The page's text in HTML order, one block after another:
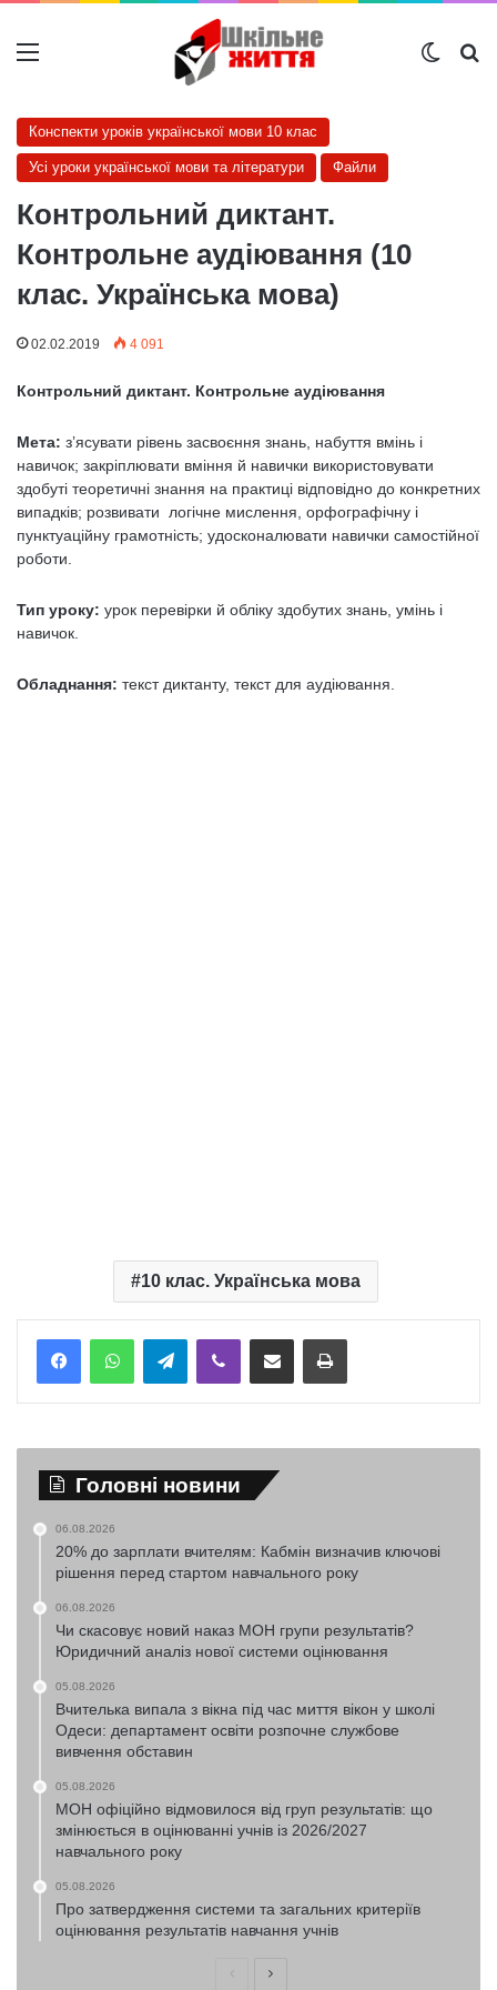
Меню
Конспекти уроків української мови 10 клас
Усі уроки української мови та літератури Файли
Контрольний диктант.
Контрольне аудіювання (10
клас. Українська мова)
02.02.2019 4 091
Контрольний диктант. Контрольне аудіювання
Мета: з’ясувати рівень засвоєння знань, набуття вмінь і
навичок; закріплювати вміння й навички використовувати
здобуті теоретичні знання на практиці відповідно до конкретних
випадків; розвивати логічне мислення, орфографічну і
пунктуаційну грамотність; удосконалювати навички самостійної
роботи.
Тип уроку: урок перевірки й обліку здобутих знань, умінь і
навичок.
Обладнання: текст диктанту, текст для аудіювання.
10 клас. Українська мова
TelegramViber Надіслати електронною поштоюНадрукувати
Головні новини
06.08.2026
20% до зарплати вчителям: Кабмін визначив ключові
рішення перед стартом навчального року
06.08.2026
Чи скасовує новий наказ МОН групи результатів?
Юридичний аналіз нової системи оцінювання
05.08.2026
Вчителька випала з вікна під час миття вікон у школі
Одеси: департамент освіти розпочне службове
вивчення обставин
05.08.2026
МОН офіційно відмовилося від груп результатів: що
змінюється в оцінюванні учнів із 2026/2027
навчального року
05.08.2026
Про затвердження системи та загальних критеріїв
оцінювання результатів навчання учнів
ПопередняНаступна